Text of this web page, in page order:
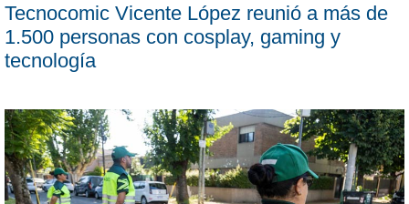
Tecnocomic Vicente López reunió a más de
1.500 personas con cosplay, gaming y
tecnología